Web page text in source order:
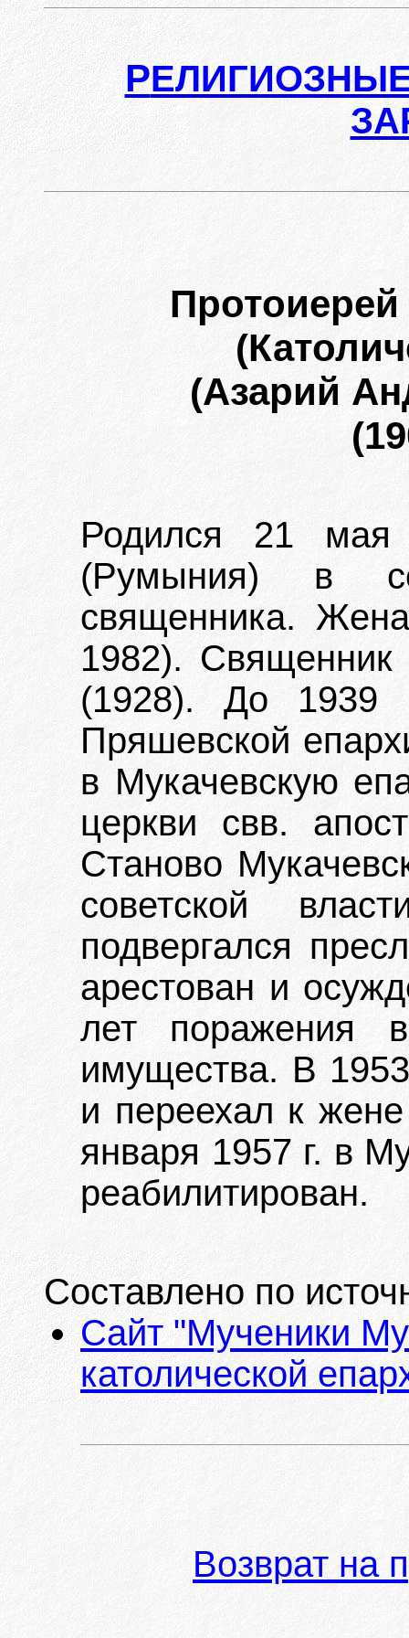
Р
(Азарий
Родился 21
(Румыния) в
священника.
1982). Священник
(1928). До 1939
Пряшевской
в Мукачевскую
церкви свв.
Станово
советской
подвергался
арестован и
лет поражения
имущества. В
и переехал к
января 1957 г. в
реабилитирован.
Составлено по
Сайт "Мученики
католической
Возврат на